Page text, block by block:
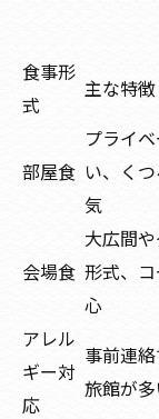
食事形
式
主な特徴
部屋食
プライ
い、く
気
会場食
大広間
形式、
心
アレル
ギー対
応
事前連
旅館が